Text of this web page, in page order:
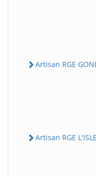
Artisan RGE
Artisan RGE